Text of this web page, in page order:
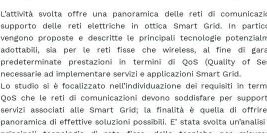
L’attività svolta offre una panoramica delle reti di
supporto delle reti elettriche in ottica Smart Grid. In
vengono proposte e descritte le principali tecnologie
adottabili, sia per le reti fisse che wireless, al fine di
predeterminate prestazioni in termini di QoS (Quality of
necessarie ad implementare servizi e applicazioni Smart Grid.
Lo studio si è focalizzato nell’individuazione dei requisiti in
QoS che le reti di comunicazioni devono soddisfare per
servizi associati alle Smart Grid; la finalità è quella di
panoramica di effettive soluzioni possibili. E’ stata svolta
principali tecnologie di rete fissa, delle tecniche per